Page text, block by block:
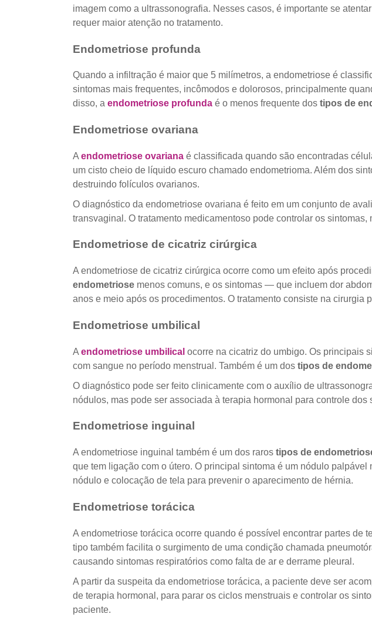
imagem como a ultrassonografia. Nesses casos, é importante se
requer maior atenção no tratamento.
Endometriose profunda
Quando a infiltração é maior que 5 milímetros, a endometriose é
sintomas mais frequentes, incômodos e dolorosos, principalmente
disso, a endometriose profundaé o menos frequente dos tipos de
Endometriose ovariana
A endometriose ovarianaé classificada quando são encontradas
um cisto cheio de líquido escuro chamado endometrioma. Além dos
destruindo folículos ovarianos.
O diagnóstico da endometriose ovariana é feito em um conjunto de
transvaginal. O tratamento medicamentoso pode controlar os
Endometriose de cicatriz cirúrgica
A endometriose de cicatriz cirúrgica ocorre como um efeito após
endometriosemenos comuns, e os sintomas — que incluem dor
anos e meio após os procedimentos. O tratamento consiste na cirurgia
Endometriose umbilical
A endometriose umbilical ocorre na cicatriz do umbigo. Os principais
com sangue no período menstrual. Também é um dos tipos de
O diagnóstico pode ser feito clinicamente com o auxílio de
nódulos, mas pode ser associada à terapia hormonal para controle dos
Endometriose inguinal
A endometriose inguinal também é um dos raros tipos de
que tem ligação com o útero. O principal sintoma é um nódulo
nódulo e colocação de tela para prevenir o aparecimento de hérnia.
Endometriose torácica
A endometriose torácica ocorre quando é possível encontrar partes
tipo também facilita o surgimento de uma condição chamada
causando sintomas respiratórios como falta de ar e derrame pleural.
A partir da suspeita da endometriose torácica, a paciente deve ser
de terapia hormonal, para parar os ciclos menstruais e controlar os
paciente.